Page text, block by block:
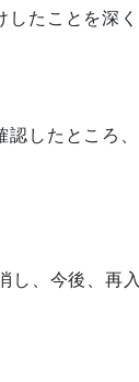
たことを深
たところ
、今後、再入